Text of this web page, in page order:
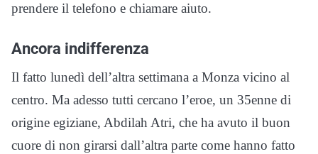
prendere il telefono e chiamare aiuto.
Ancora indifferenza
Il fatto lunedì dell’altra settimana a Monza vicino al
centro. Ma adesso tutti cercano l’eroe, un 35enne di
origine egiziane, Abdilah Atri, che ha avuto il buon
cuore di non girarsi dall’altra parte come hanno fatto